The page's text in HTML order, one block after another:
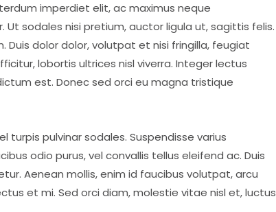
imperdiet elit, ac maximus neque
Ut sodales nisi pretium, auctor ligula ut, sagittis felis.
dolor dolor, volutpat et nisi fringilla, feugiat
lobortis ultrices nisl viverra. Integer lectus
est. Donec sed orci eu magna tristique
turpis pulvinar sodales. Suspendisse varius
odio purus, vel convallis tellus eleifend ac. Duis
Aenean mollis, enim id faucibus volutpat, arcu
et mi. Sed orci diam, molestie vitae nisl et, luctus